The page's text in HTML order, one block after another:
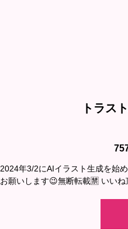
トラス
2024年3/2にAIイラスト生成を始
お願いします😉無断転載🈲 いい